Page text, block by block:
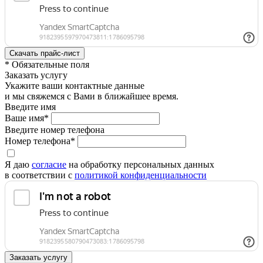
* Обязательные поля
Заказать услугу
Укажите ваши контактные данные
и мы свяжемся с Вами в ближайшее время.
Введите имя
Ваше имя*
Введите номер телефона
Номер телефона*
Я даю согласие на обработку персональных данных
в соответствии с политикой конфиденциальности